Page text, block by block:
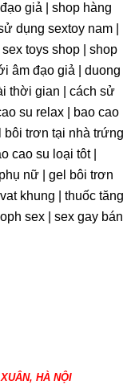
giả | shop hàng
dụng sextoy nam |
toys shop | shop
âm đạo giả | duong
thời gian | cách sử
su relax | bao cao
bôi trơn tại nhà trứng
cao su loại tôt |
nữ | gel bôi trơn
khung | thuốc tăng
sex | sex gay bán
HÀ NỘI